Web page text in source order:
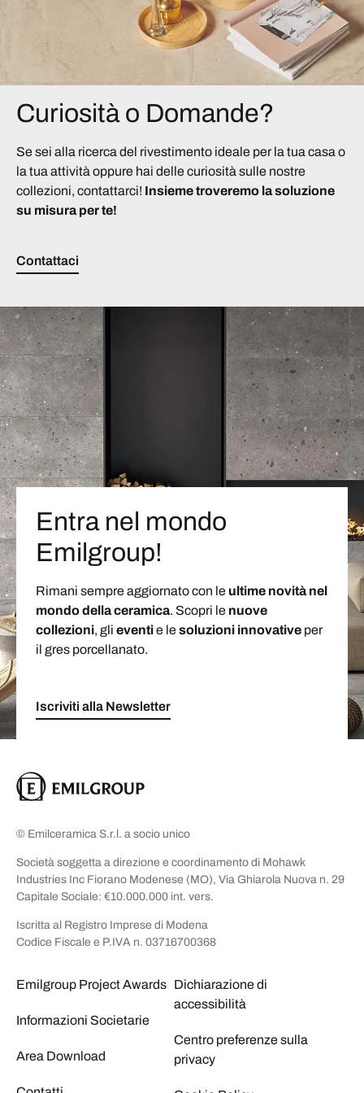
Curiosità o Domande?
Se sei alla ricerca del rivestimento ideale per la tua casa o
la tua attività oppure hai delle curiosità sulle nostre
collezioni, contattarci! Insieme troveremo la soluzione
su misura per te!
Contattaci
Entra nel mondo
Emilgroup!
Rimani sempre aggiornato con le ultime novità nel
mondo della ceramica. Scopri le nuove
collezioni, gli eventie lesoluzioni innovative per
il gres porcellanato.
Iscriviti alla Newsletter
© Emilceramica S.r.l. a socio unico
Società soggetta a direzione e coordinamento di Mohawk
Industries Inc Fiorano Modenese (MO), Via Ghiarola Nuova n. 29
Capitale Sociale: €10.000.000 int. vers.
Iscritta al Registro Imprese di Modena
Codice Fiscale e P.IVA n. 03716700368
Emilgroup Project Awards
Informazioni Societarie
Area Download
Dichiarazione di
accessibilità
Centro preferenze sulla
privacy